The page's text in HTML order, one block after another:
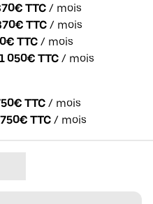
TTC / mois
TTC / mois
TTC / mois
1 050€ TTC / mois
TTC / mois
750€ TTC / mois